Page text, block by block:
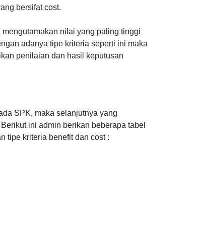
bersifat cost.
nilai yang paling tinggi
adanya tipe kriteria seperti ini maka
penilaian dan hasil keputusan
SPK, maka selanjutnya yang
ini admin berikan beberapa tabel
tipe kriteria benefit dan cost :